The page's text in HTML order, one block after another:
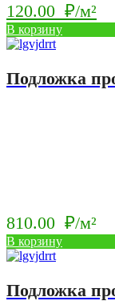
120.00 ₽/м²
Текущая
цена:
120.00
В корзину
Подложка
810.00 ₽/м²
В корзину
Подложка